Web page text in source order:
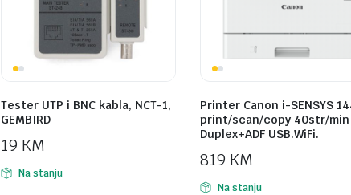
Tester UTP i BNC kabla, NCT-1,
GEMBIRD
19 KM
Na stanju
Printer Canon i-SENSYS
print/scan/copy 40str/min
Duplex+ADF USB.WiFi.
819 KM
Na stanju